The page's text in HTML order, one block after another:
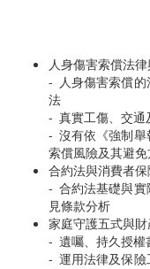
人身傷害索償法
- 人身傷害索償的
法
- 真實工傷、交通
- 沒有依《強制舉
索償風險及其避
合約法與消費者
- 合約法基礎與實
見條款分析
家庭守護五式與
- 遺囑、持久授權
- 運用法律及保險